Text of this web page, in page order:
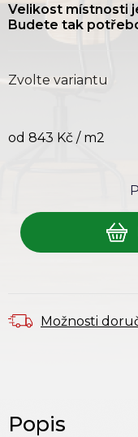
Velikost místnosti
Budete tak
od 843 Kč / m2
Zvolte variantu
Možnosti
Popis